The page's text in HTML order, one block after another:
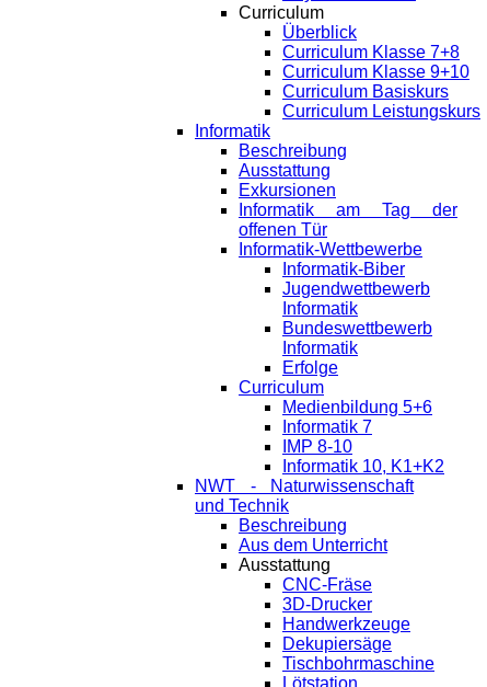
Curriculum
Überblick
Curriculum Klasse 7+8
Curriculum Klasse 9+10
Curriculum Basiskurs
Curriculum Leistungskurs
Informatik
Beschreibung
Ausstattung
Exkursionen
Informatik am Tag der
offenen Tür
Informatik-Wettbewerbe
Informatik-Biber
Jugendwettbewerb
Informatik
Bundeswettbewerb
Informatik
Erfolge
Curriculum
Medienbildung 5+6
Informatik 7
IMP 8-10
Informatik 10, K1+K2
NWT - Naturwissenschaft
und Technik
Beschreibung
Aus dem Unterricht
Ausstattung
CNC-Fräse
3D-Drucker
Handwerkzeuge
Dekupiersäge
Tischbohrmaschine
Lötstation